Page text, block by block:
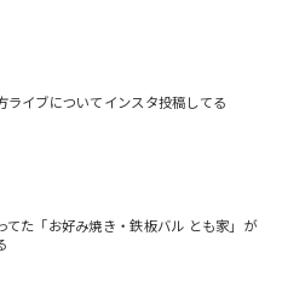
ライブについてインスタ投稿してる
てた「お好み焼き・鉄板バル とも家」が